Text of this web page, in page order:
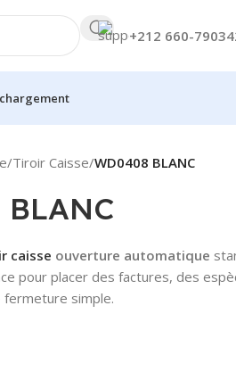
+212 660-
/Tiroir Caisse/WD0408 BLANC
caisse ouverture automatique
pour placer des factures, des
simple.